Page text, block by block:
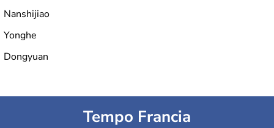
Nanshijiao
Yonghe
Dongyuan
Tempo Francia